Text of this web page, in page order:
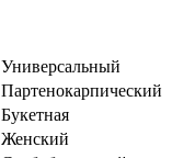
Универсальный
Партенокарпический
Букетная
Женский